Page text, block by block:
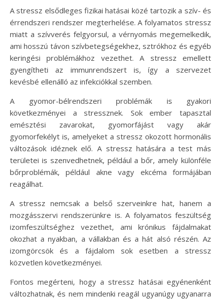
A stressz elsődleges fizikai hatásai közé tartozik a szív- és
érrendszeri rendszer megterhelése. A folyamatos stressz
miatt a szívverés felgyorsul, a vérnyomás megemelkedik,
ami hosszú távon szívbetegségekhez, sztrókhoz és egyéb
keringési problémákhoz vezethet. A stressz emellett
gyengítheti az immunrendszert is, így a szervezet
kevésbé ellenálló az infekciókkal szemben.
A gyomor-bélrendszeri problémák is gyakori
következményei a stressznek. Sok ember tapasztal
emésztési zavarokat, gyomorfájást vagy akár
gyomorfekélyt is, amelyeket a stressz okozott hormonális
változások idéznek elő. A stressz hatására a test más
területei is szenvedhetnek, például a bőr, amely különféle
bőrproblémák, például akne vagy ekcéma formájában
reagálhat.
A stressz nemcsak a belső szerveinkre hat, hanem a
mozgásszervi rendszerünkre is. A folyamatos feszültség
izomfeszültséghez vezethet, ami krónikus fájdalmakat
okozhat a nyakban, a vállakban és a hát alsó részén. Az
izomgörcsök és a fájdalom sok esetben a stressz
közvetlen következményei.
Fontos megérteni, hogy a stressz hatásai egyénenként
változhatnak, és nem mindenki reagál ugyanúgy ugyanarra